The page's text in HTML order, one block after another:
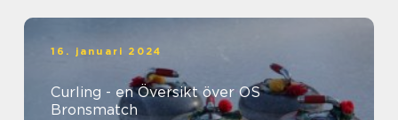
16. januari 2024
Curling - en Översikt över OS
Bronsmatch